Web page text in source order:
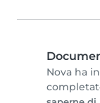
Nova ha